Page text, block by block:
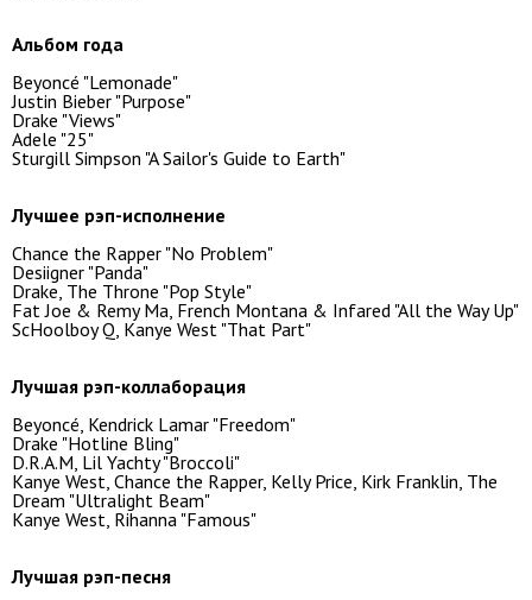
Альбом года
Beyoncé "Lemonade"
Justin Bieber "Purpose"
Drake "Views"
Adele "25"
Sturgill Simpson "A Sailor's Guide to Earth"
Лучшее рэп-исполнение
Chance the Rapper "No Problem"
Desiigner "Panda"
Drake, The Throne "Pop Style"
Fat Joe & Remy Ma, French Montana & Infared "All the Way Up"
ScHoolboy Q, Kanye West "That Part"
Лучшая рэп-коллаборация
Beyoncé, Kendrick Lamar "Freedom"
Drake "Hotline Bling"
D.R.A.M, Lil Yachty "Broccoli"
Kanye West, Chance the Rapper, Kelly Price, Kirk Franklin, The
Dream "Ultralight Beam"
Kanye West, Rihanna "Famous"
Лучшая рэп-песня